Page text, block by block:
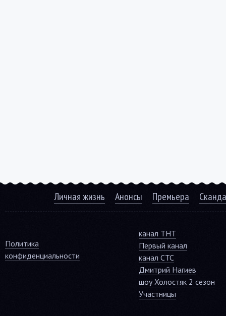
Личная жизнь Анонсы Премьера
Политика
конфиденциальности
канал ТНТ
Первый канал
канал СТС
Дмитрий Нагиев
шоу Холостяк 2 сезон
Участницы